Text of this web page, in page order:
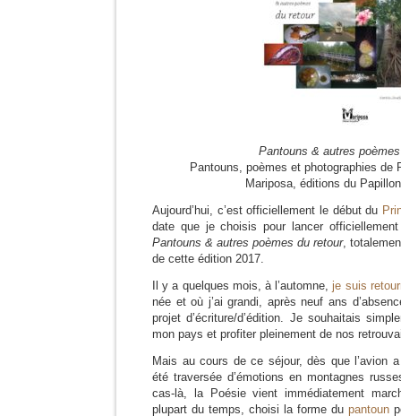
Pantouns & autres
Pantouns, poèmes et photographies de
Mariposa, éditions du
Aujourd’hui, c’est officiellement le début du
date que je choisis pour lancer
Pantouns & autres poèmes du retour,
de cette édition 2017.
Il y a quelques mois, à l’automne,je suis
née et où j’ai grandi, après neuf ans
projet d’écriture/d’édition. Je souhaitais
mon pays et profiter pleinement de nos
Mais au cours de ce séjour, dès que l’avion
été traversée d’émotions en montagnes
cas-là, la Poésie vient immédiatement
plupart du temps, choisi la forme du pantoun